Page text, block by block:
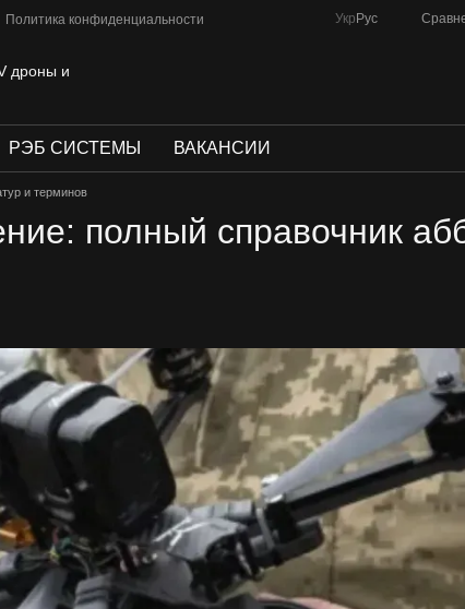
Политика конфиденциальности
Укр Рус
РЭБ СИСТЕМЫ ВАКАНСИИ
и терминов
полный справочник